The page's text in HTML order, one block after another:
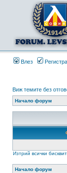
Влез
Виж темите без
Начало форум
Изтрий всички
Начало форум